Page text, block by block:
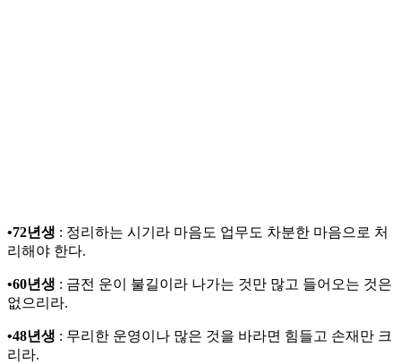
•72년생 : 정리하는 시기라 마음도 업무도 차분한 마음으로 처
리해야 한다.
•60년생 : 금전 운이 불길이라 나가는 것만 많고 들어오는 것은
없으리라.
•48년생 : 무리한 운영이나 많은 것을 바라면 힘들고 손재만 크
리라.